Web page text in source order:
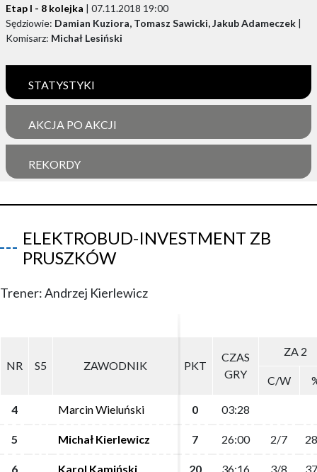
Etap I - 8 kolejka | 07.11.2018 19:00
Sędziowie: Damian Kuziora, Tomasz Sawicki, Jakub Adameczek |
Komisarz: Michał Lesiński
STATYSTYKI
AKCJA PO AKCJI
REKORDY
ELEKTROBUD-INVESTMENT ZB
PRUSZKÓW
Trener: Andrzej Kierlewicz
NR S5 ZAWODNIK PKT
CZAS
GRY
ZA 2
C/W
4 Marcin Wieluński 0 03:28
5 Michał Kierlewicz 7 26:00 2/7
6 Karol Kamiński 20 36:16 3/8
NR S5 ZAWODNIK PKT
CZAS
GRY
ZA 2
C/W
4 Marcin Wieluński 0 03:28
5 Michał Kierlewicz 7 26:00 2/7
6 Karol Kamiński 20 36:16 3/8